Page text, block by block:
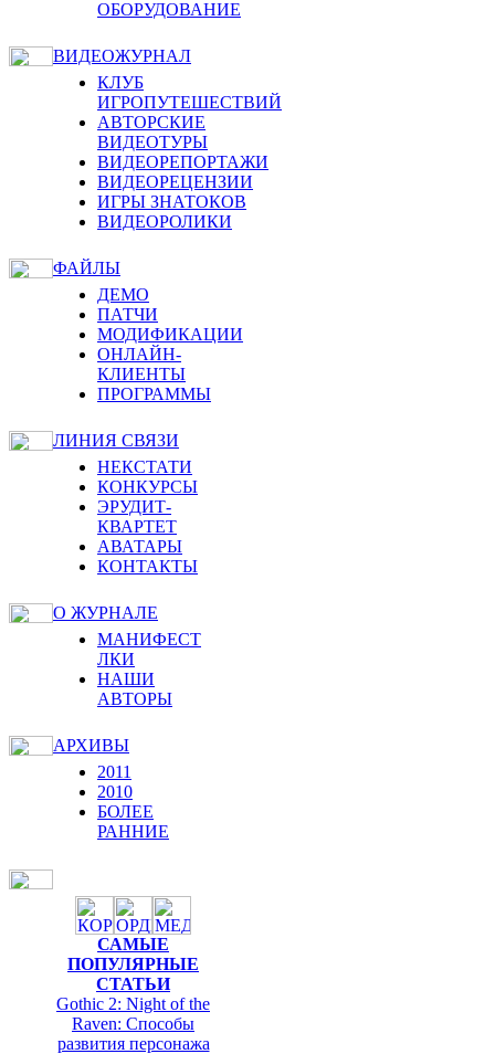
ОБОРУДОВАНИЕ
ВИДЕОЖУРНАЛ
КЛУБ
ИГРОПУТЕШЕСТВИЙ
АВТОРСКИЕ
ВИДЕОТУРЫ
ВИДЕОРЕПОРТАЖИ
ВИДЕОРЕЦЕНЗИИ
ИГРЫ ЗНАТОКОВ
ВИДЕОРОЛИКИ
ФАЙЛЫ
ДЕМО
ПАТЧИ
МОДИФИКАЦИИ
ОНЛАЙН-
КЛИЕНТЫ
ПРОГРАММЫ
ЛИНИЯ СВЯЗИ
НЕКСТАТИ
КОНКУРСЫ
ЭРУДИТ-
КВАРТЕТ
АВАТАРЫ
КОНТАКТЫ
О ЖУРНАЛЕ
МАНИФЕСТ
ЛКИ
НАШИ
АВТОРЫ
АРХИВЫ
2011
2010
БОЛЕЕ
РАННИЕ
САМЫЕ
ПОПУЛЯРНЫЕ
СТАТЬИ
Gothic 2: Night of the
Raven: Способы
развития персонажа